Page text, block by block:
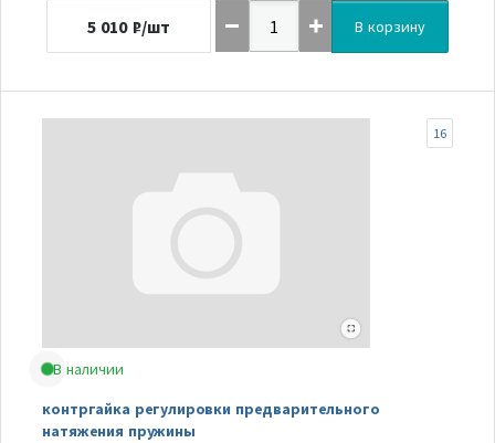
5 010 ₽/шт В корзину
В наличии
контргайка регулировки предварительного
натяжения пружины
16